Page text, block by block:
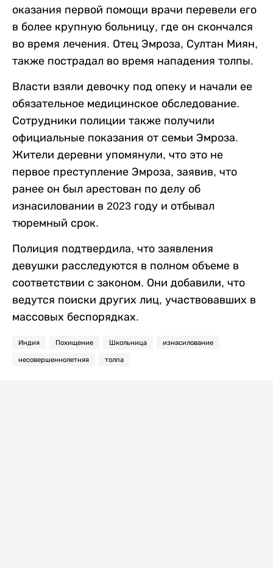
оказания первой помощи врачи перевели его
в более крупную больницу, где он скончался
во время лечения. Отец Эмроза, Султан Миян,
также пострадал во время нападения толпы.
Власти взяли девочку под опеку и начали ее
обязательное медицинское обследование.
Сотрудники полиции также получили
официальные показания от семьи Эмроза.
Жители деревни упомянули, что это не
первое преступление Эмроза, заявив, что
ранее он был арестован по делу об
изнасиловании в 2023 году и отбывал
тюремный срок.
Полиция подтвердила, что заявления
девушки расследуются в полном объеме в
соответствии с законом. Они добавили, что
ведутся поиски других лиц, участвовавших в
массовых беспорядках.
Индия Похищение Школьница изнасилование
несовершеннолетняя толпа